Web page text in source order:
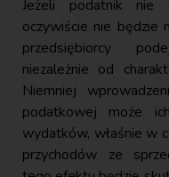
Jeżeli podatnik nie
oczywiście nie będzie
przedsiębiorcy
niezależnie od
Niemniej
podatkowej może
wydatków, właśnie w
przychodów ze